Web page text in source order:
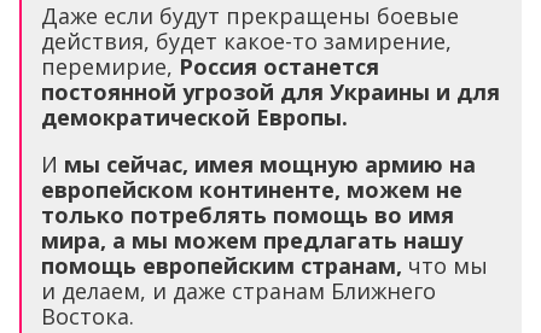
Даже если будут прекращены боевые
действия, будет какое-то замирение,
перемирие, Россия останется
постоянной угрозой для Украины и для
демократической Европы.
И мы сейчас, имея мощную армию на
европейском континенте, можем не
только потреблять помощь во имя
мира, а мы можем предлагать нашу
помощь европейским странам, что мы
и делаем, и даже странам Ближнего
Востока.